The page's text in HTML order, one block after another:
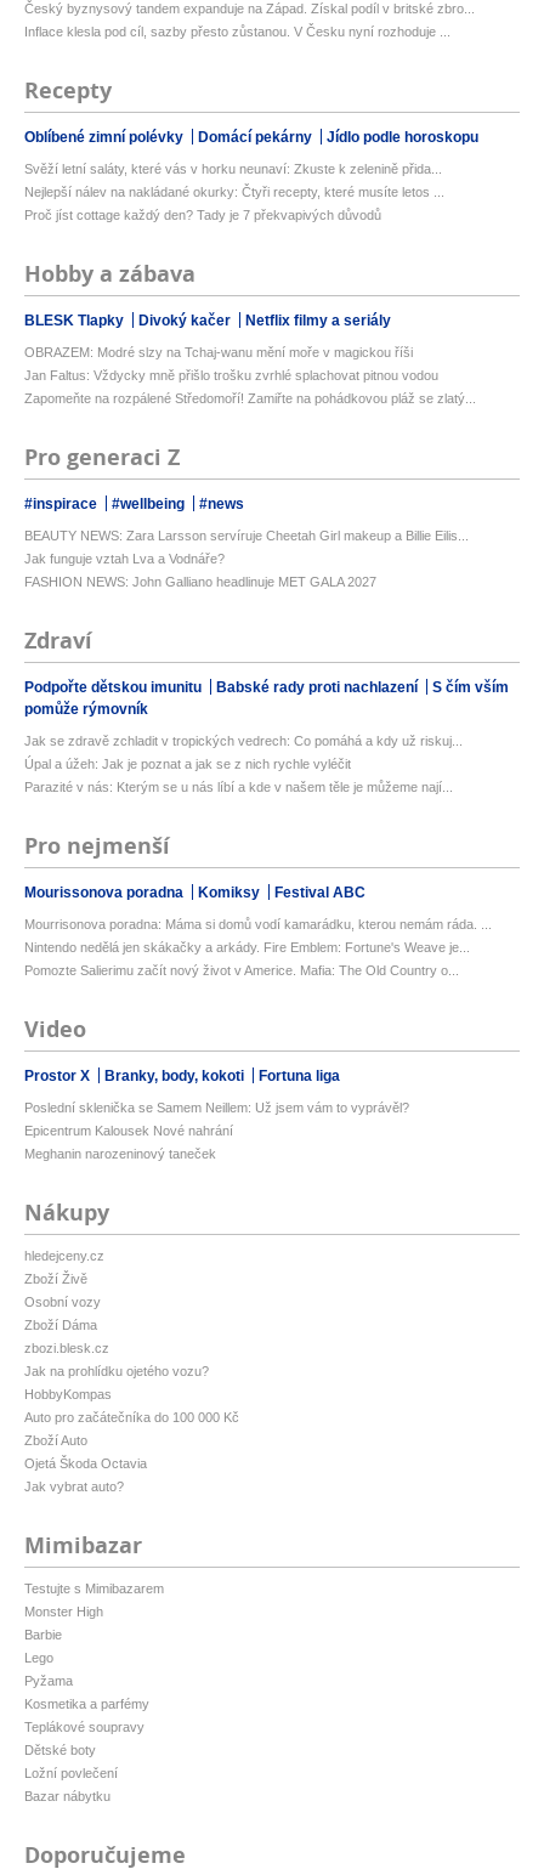
Český byznysový tandem expanduje na Západ. Získal podíl v britské zbro...
Inflace klesla pod cíl, sazby přesto zůstanou. V Česku nyní rozhoduje ...
Recepty
Oblíbené zimní polévky Domácí pekárny Jídlo podle horoskopu
Svěží letní saláty, které vás v horku neunaví: Zkuste k zelenině přida...
Nejlepší nálev na nakládané okurky: Čtyři recepty, které musíte letos ...
Proč jíst cottage každý den? Tady je 7 překvapivých důvodů
Hobby a zábava
BLESK Tlapky Divoký kačer Netflix filmy a seriály
OBRAZEM: Modré slzy na Tchaj-wanu mění moře v magickou říši
Jan Faltus: Vždycky mně přišlo trošku zvrhlé splachovat pitnou vodou
Zapomeňte na rozpálené Středomoří! Zamiřte na pohádkovou pláž se zlatý...
Pro generaci Z
#inspirace #wellbeing #news
BEAUTY NEWS: Zara Larsson servíruje Cheetah Girl makeup a Billie Eilis...
Jak funguje vztah Lva a Vodnáře?
FASHION NEWS: John Galliano headlinuje MET GALA 2027
Zdraví
Podpořte dětskou imunitu Babské rady proti nachlazení
S čím vším
pomůže rýmovník
Jak se zdravě zchladit v tropických vedrech: Co pomáhá a kdy už riskuj...
Úpal a úžeh: Jak je poznat a jak se z nich rychle vyléčit
Parazité v nás: Kterým se u nás líbí a kde v našem těle je můžeme nají...
Pro nejmenší
Mourissonova poradna Komiksy Festival ABC
Mourrisonova poradna: Máma si domů vodí kamarádku, kterou nemám ráda. ...
Nintendo nedělá jen skákačky a arkády. Fire Emblem: Fortune's Weave je...
Pomozte Salierimu začít nový život v Americe. Mafia: The Old Country o...
Video
Prostor X Branky, body, kokoti Fortuna liga
Poslední sklenička se Samem Neillem: Už jsem vám to vyprávěl?
Epicentrum Kalousek Nové nahrání
Meghanin narozeninový taneček
Nákupy
hledejceny.cz
Zboží Živě
Osobní vozy
Zboží Dáma
zbozi.blesk.cz
Jak na prohlídku ojetého vozu?
HobbyKompas
Auto pro začátečníka do 100 000 Kč
Zboží Auto
Ojetá Škoda Octavia
Jak vybrat auto?
Mimibazar
Testujte s Mimibazarem
Monster High
Barbie
Lego
Pyžama
Kosmetika a parfémy
Teplákové soupravy
Dětské boty
Ložní povlečení
Bazar nábytku
Doporučujeme